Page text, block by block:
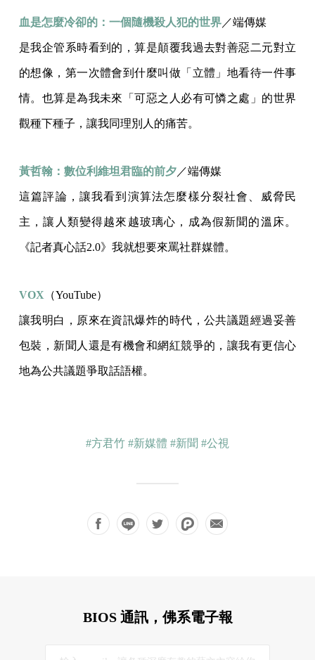
血是怎麼冷卻的：一個隨機殺人犯的世界／端傳媒
是我企管系時看到的，算是顛覆我過去對善惡二元對立
的想像，第一次體會到什麼叫做「立體」地看待一件事
情。也算是為我未來「可惡之人必有可憐之處」的世界
觀種下種子，讓我同理別人的痛苦。
黃哲翰：數位利維坦君臨的前夕／端傳媒
這篇評論，讓我看到演算法怎麼樣分裂社會、威脅民
主，讓人類變得越來越玻璃心，成為假新聞的溫床。
《記者真心話2.0》我就想要來罵社群媒體。
VOX （YouTube）
讓我明白，原來在資訊爆炸的時代，公共議題經過妥善
包裝，新聞人還是有機會和網紅競爭的，讓我有更信心
地為公共議題爭取話語權。
#方君竹 #新媒體 #新聞 #公視
BIOS 通訊，佛系電子報